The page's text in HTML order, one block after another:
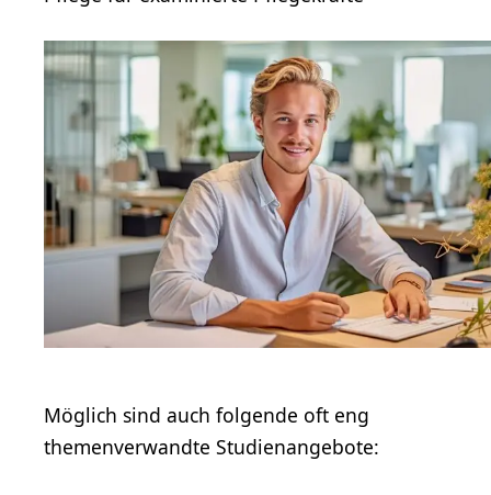
Möglich sind auch folgende oft eng
themenverwandte Studienangebote: